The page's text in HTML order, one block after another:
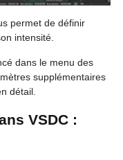
permet de définir
intensité.
dans le menu des
supplémentaires
détail.
VSDC :